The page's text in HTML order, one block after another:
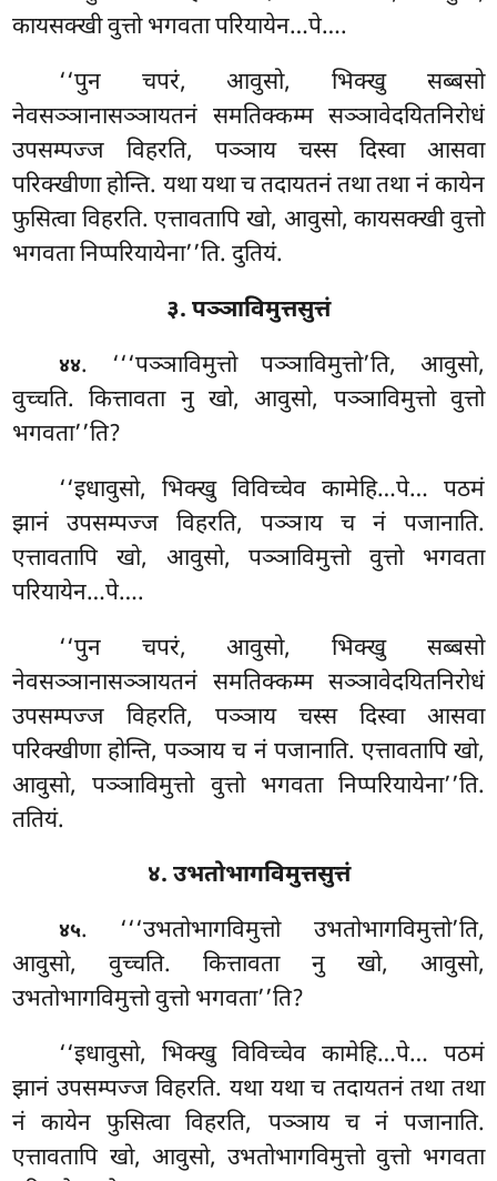
कायसक्खी वुत्तो भगवता परियायेन…पे….
‘‘पुन चपरं, आवुसो, भिक्खु सब्बसो
नेवसञ्ञानासञ्ञायतनं समतिक्कम्म सञ्ञावेदयितनिरोधं
उपसम्पज्ज विहरति, पञ्ञाय चस्स दिस्वा आसवा
परिक्खीणा होन्ति. यथा यथा च तदायतनं तथा तथा नं कायेन
फुसित्वा विहरति. एत्तावतापि खो, आवुसो, कायसक्खी वुत्तो
भगवता निप्परियायेना’’ति. दुतियं.
३. पञ्ञाविमुत्तसुत्तं
४४. ‘‘‘पञ्ञाविमुत्तोपञ्ञाविमुत्तो’ति, आवुसो,
वुच्चति. कित्तावता नु खो, आवुसो, पञ्ञाविमुत्तो वुत्तो
भगवता’’ति?
‘‘इधावुसो, भिक्खु विविच्चेव कामेहि…पे… पठमं
झानं उपसम्पज्ज विहरति, पञ्ञाय च नं पजानाति.
एत्तावतापि खो, आवुसो, पञ्ञाविमुत्तो वुत्तो भगवता
परियायेन…पे….
‘‘पुन चपरं, आवुसो, भिक्खु सब्बसो
नेवसञ्ञानासञ्ञायतनं समतिक्कम्म सञ्ञावेदयितनिरोधं
उपसम्पज्ज विहरति, पञ्ञाय चस्स दिस्वा आसवा
परिक्खीणा होन्ति, पञ्ञाय च नं पजानाति. एत्तावतापि खो,
आवुसो, पञ्ञाविमुत्तो वुत्तो भगवता निप्परियायेना’’ति.
ततियं.
४. उभतोभागविमुत्तसुत्तं
४५. ‘‘‘उभतोभागविमुत्तो उभतोभागविमुत्तो’ति,
आवुसो, वुच्चति. कित्तावता नु खो, आवुसो,
उभतोभागविमुत्तो वुत्तो भगवता’’ति?
‘‘इधावुसो, भिक्खु विविच्चेव कामेहि…पे… पठमं
झानं उपसम्पज्ज विहरति. यथा यथा च तदायतनं तथा तथा
नं कायेन फुसित्वा विहरति, पञ्ञाय च नं पजानाति.
एत्तावतापि खो, आवुसो, उभतोभागविमुत्तो वुत्तो भगवता